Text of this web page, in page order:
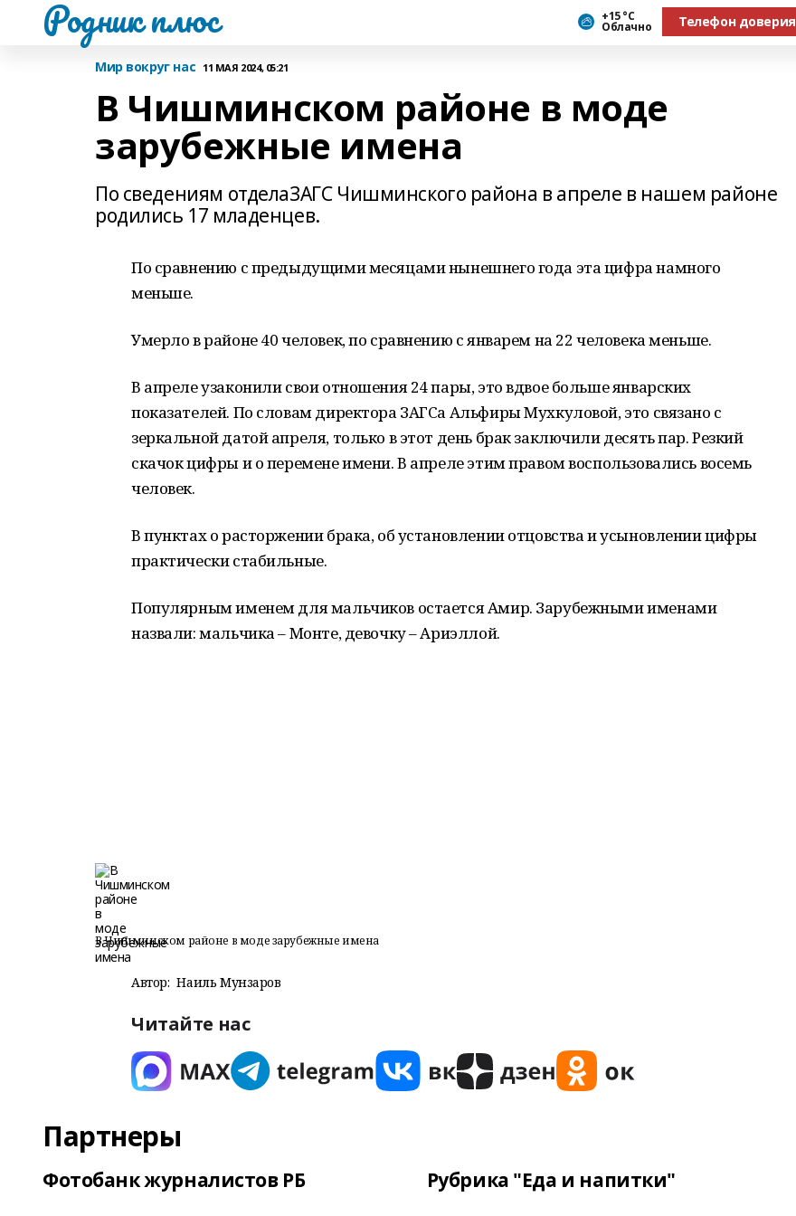
Родник плюс +15 °С
Облачно Телефон доверия
Мир вокруг нас 11 МАЯ 2024, 05:21
В Чишминском районе в моде
зарубежные имена
По сведениям отделаЗАГС Чишминского района в апреле в нашем районе
родились 17 младенцев.
По сравнению с предыдущими месяцами нынешнего года эта цифра намного
меньше.
Умерло в районе 40 человек, по сравнению с январем на 22 человека меньше.
В апреле узаконили свои отношения 24 пары, это вдвое больше январских
показателей. По словам директора ЗАГСа Альфиры Мухкуловой, это связано с
зеркальной датой апреля, только в этот день брак заключили десять пар. Резкий
скачок цифры и о перемене имени. В апреле этим правом воспользовались восемь
человек.
В пунктах о расторжении брака, об установлении отцовства и усыновлении цифры
практически стабильные.
Популярным именем для мальчиков остается Амир. Зарубежными именами
назвали: мальчика – Монте, девочку – Ариэллой.
В Чишминском районе в моде зарубежные имена
Автор: Наиль Мунзаров
Читайте нас
Партнеры
Фотобанк журналистов РБ Рубрика "Еда и напитки"